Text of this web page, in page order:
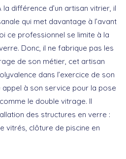
différence d’un artisan vitrier, il
qui met davantage à l’avant
ce professionnel se limite à la
Donc, il ne fabrique pas les
de son métier, cet artisan
dans l’exercice de son
appel à son service pour la pose
le double vitrage. Il
des structures en verre :
vitrés, clôture de piscine en